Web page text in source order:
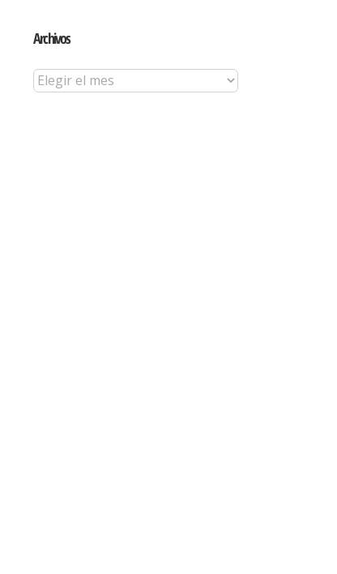
Archivos
Archivos